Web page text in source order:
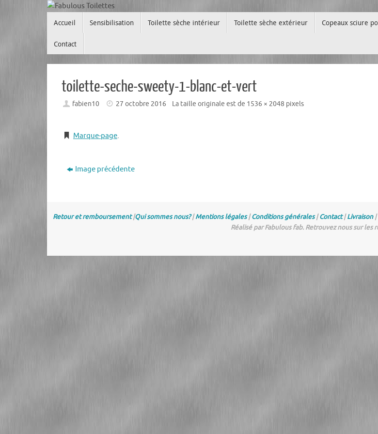
Accueil Sensibilisation Toilette sèche intérieur Toilette sèche extérieur Copeaux sciure
Contact
toilette-seche-sweety-1-blanc-et-vert
fabien10 27 octobre 2016 La taille originale est de 1536 × 2048 pixels
Marque-page.
Image précédente
Retour et remboursement|Qui sommes nous?|Mentions légales|Conditions générales|Contact|Livraison|
Réalisé par Fabulous fab. Retrouvez nous sur les